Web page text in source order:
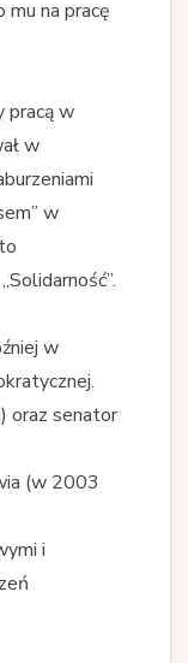
mu na pracę
pracą w
w
w
w
oraz senator
(w 2003
i